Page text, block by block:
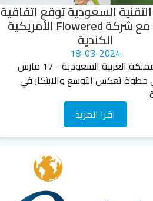
السعودية توقع اتفاقية
شراكة مع شركة Flowered الأمريكية
الكندية
18-03-2024
الرياض، المملكة العربية السعودية - 17 مارس
- في خطوة تعكس التوسع والابتكار في
اقرا المزيد